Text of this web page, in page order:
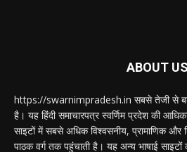
ABOUT US
https://swarnimpradesh.in सबसे तेजी से
है। यह हिंदी समाचारपत्र स्वर्णिम प्रदेश की
साइटों में सबसे अधिक विश्वसनीय, प्रामाणिक और
पाठक वर्ग तक पहुंचाती है। यह अन्य भाषाई साइटों